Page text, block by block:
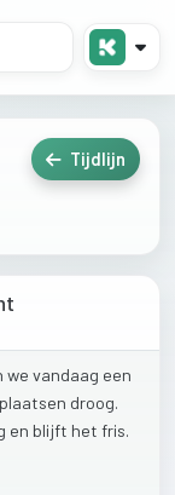
Tijdlijn
we vandaag een
plaatsen droog.
en blijft het fris.